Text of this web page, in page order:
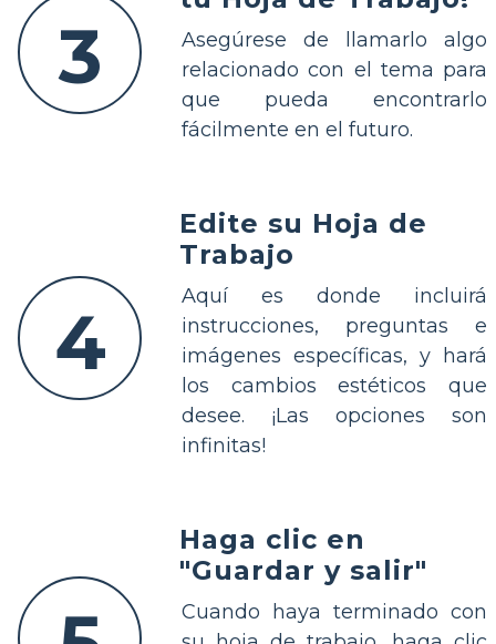
3
Asegúrese de llamarlo algo
relacionado con el tema para
que pueda encontrarlo
fácilmente en el futuro.
4
Edite su Hoja de
Trabajo
Aquí es donde incluirá
instrucciones, preguntas e
imágenes específicas, y hará
los cambios estéticos que
desee. ¡Las opciones son
infinitas!
Haga clic en
"Guardar y salir"
Cuando haya terminado con